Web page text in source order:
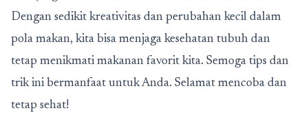
Dengan sedikit kreativitas dan perubahan kecil dalam
pola makan, kita bisa menjaga kesehatan tubuh dan
tetap menikmati makanan favorit kita. Semoga tips dan
trik ini bermanfaat untuk Anda. Selamat mencoba dan
tetap sehat!